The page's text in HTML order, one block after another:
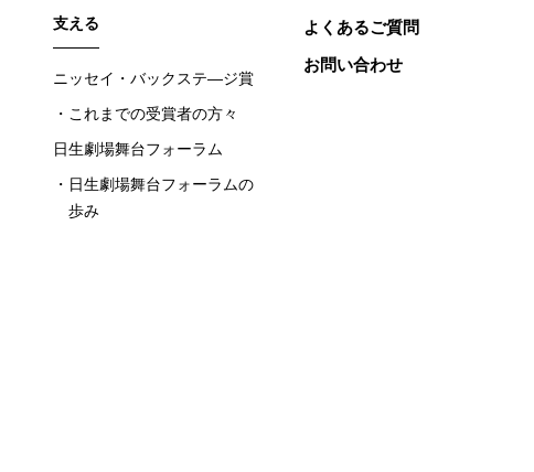
支える
ニッセイ・バックステ―ジ賞
これまでの受賞者の方々
日生劇場舞台フォーラム
日生劇場舞台フォーラムの
歩み
よくあるご質問
お問い合わせ